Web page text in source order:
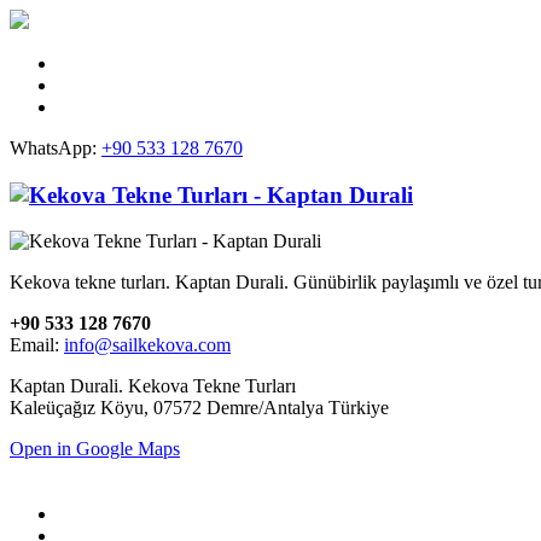
WhatsApp: +90 533 128 7670
Kekova tekne turları. Kaptan Durali. Günübirlik paylaşımlı ve özel
+90 533 128 7670
Email: info@sailkekova.com
Kaptan Durali. Kekova Tekne Turları
Kaleüçağız Köyu, 07572 Demre/Antalya Türkiye
Open in Google Maps